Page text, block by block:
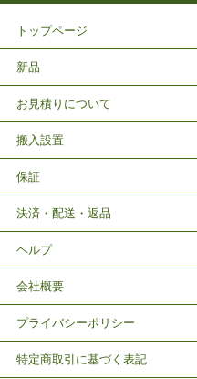
トップページ
新品
お見積りについて
搬入設置
保証
決済・配送・返品
ヘルプ
会社概要
プライバシーポリシー
特定商取引に基づく表記